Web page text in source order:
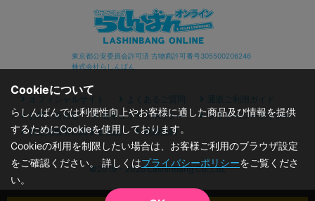
東京都公安委員会許可済 古物商許可番号305500206246
株式会社らしんばん
オフィシャルサイト よくあるご質問
通販ご利用ガイド
お問い合わせ
セキュリティポリシー
プライバシーポリシー
特定商取引に関する表記
利用規約
©2019 - 2026 Lashinbang Co.,Ltd.
Cookieについて
らしんばんでは利便性向上やお客様に適した商品及び情報を提供
するためにCookieを使用しております。
Cookieの利用を制限したい場合は、お客様ご利用のブラウザ設定
をご確認ください。 詳しくはプライバシーポリシーをご覧くださ
い。